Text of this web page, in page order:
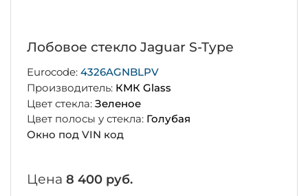
Лобовое стекло Jaguar S-Type
Eurocode: 4326AGNBLPV
Производитель: КМК Glass
Цвет стекла: Зеленое
Цвет полосы у стекла: Голубая
Окно под VIN код
Цена 8 400 руб.